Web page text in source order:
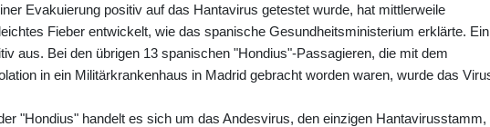
Evakuierung positiv auf das Hantavirus getestet wurde, hat mittlerweile
Fieber entwickelt, wie das spanische Gesundheitsministerium erklärte. Ein
aus. Bei den übrigen 13 spanischen "Hondius"-Passagieren, die mit dem
in ein Militärkrankenhaus in Madrid gebracht worden waren, wurde das
"Hondius" handelt es sich um das Andesvirus, den einzigen Hantavirusstamm,